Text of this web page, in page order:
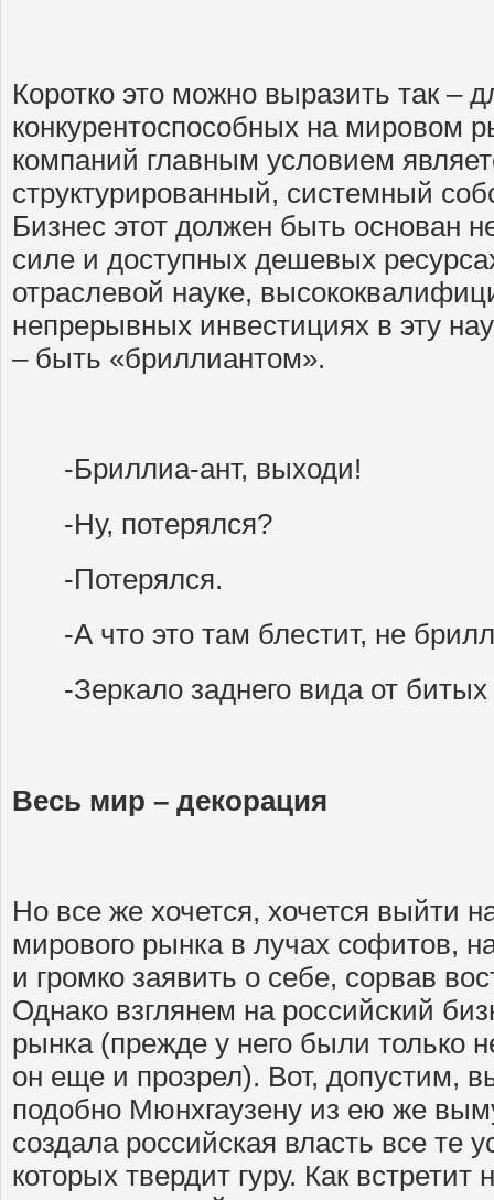
Коротко это можно выразить так –
конкурентоспособных на мировом
компаний главным условием
структурированный, системный
Бизнес этот должен быть основан
силе и доступных дешевых
отраслевой науке,
непрерывных инвестициях в эту
– быть «бриллиантом».
-Бриллиа-ант, выходи!
-Ну, потерялся?
-Потерялся.
-А что это там блестит, не
-Зеркало заднего вида от
Весь мир – декорация
Но все же хочется, хочется выйти
мирового рынка в лучах софитов,
и громко заявить о себе, сорвав
Однако взглянем на российский
рынка (прежде у него были только
он еще и прозрел). Вот, допустим,
подобно Мюнхгаузену из ею же
создала российская власть все те
которых твердит гуру. Как